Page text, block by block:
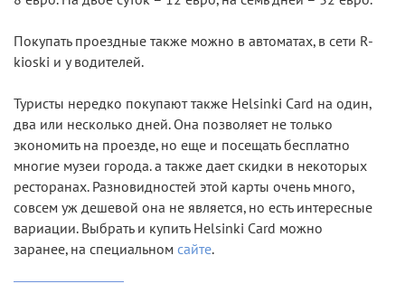
Покупать проездные также можно в автоматах, в сети R-
kioski и у водителей.
Туристы нередко покупают также Helsinki Card на один,
два или несколько дней. Она позволяет не только
экономить на проезде, но еще и посещать бесплатно
многие музеи города. а также дает скидки в некоторых
ресторанах. Разновидностей этой карты очень много,
совсем уж дешевой она не является, но есть интересные
вариации. Выбрать и купить Helsinki Card можно
заранее, на специальном сайте.